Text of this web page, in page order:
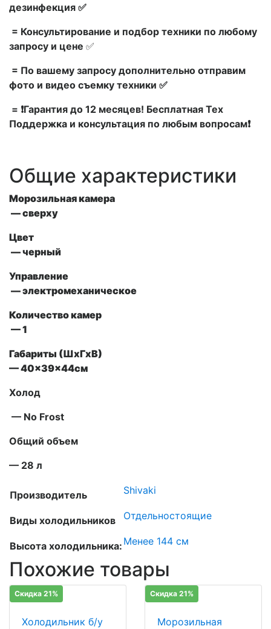
дезинфекция ✅
= Консультирование и подбор техники по любому
запросу и цене ✅
= По вашему запросу дополнительно отправим
фото и видео съемку техники ✅
= ❗Гарантия до 12 месяцев! Бесплатная Тех
Поддержка и консультация по любым вопросам❗
Общие характеристики
Морозильная камера
— сверху
Цвет
— черный
Управление
— электромеханическое
Количество камер
— 1
Габариты (ШxГxВ)
— 40x39x44см
Холод
— No Frost
Общий объем
— 28 л
Производитель Shivaki
Виды холодильников Отдельностоящие
Высота холодильника: Менее 144 см
Похожие товары
Скидка 21%
Холодильник б/у
Скидка 21%
Морозильная